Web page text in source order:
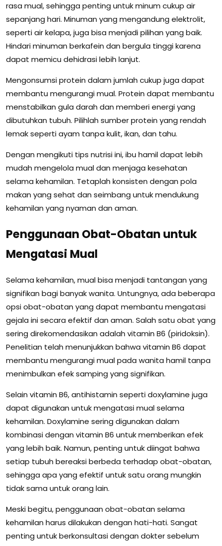
rasa mual, sehingga penting untuk minum cukup air
sepanjang hari. Minuman yang mengandung elektrolit,
seperti air kelapa, juga bisa menjadi pilihan yang baik.
Hindari minuman berkafein dan bergula tinggi karena
dapat memicu dehidrasi lebih lanjut.
Mengonsumsi protein dalam jumlah cukup juga dapat
membantu mengurangi mual. Protein dapat membantu
menstabilkan gula darah dan memberi energi yang
dibutuhkan tubuh. Pilihlah sumber protein yang rendah
lemak seperti ayam tanpa kulit, ikan, dan tahu.
Dengan mengikuti tips nutrisi ini, ibu hamil dapat lebih
mudah mengelola mual dan menjaga kesehatan
selama kehamilan. Tetaplah konsisten dengan pola
makan yang sehat dan seimbang untuk mendukung
kehamilan yang nyaman dan aman.
Penggunaan Obat-Obatan untuk
Mengatasi Mual
Selama kehamilan, mual bisa menjadi tantangan yang
signifikan bagi banyak wanita. Untungnya, ada beberapa
opsi obat-obatan yang dapat membantu mengatasi
gejala ini secara efektif dan aman. Salah satu obat yang
sering direkomendasikan adalah vitamin B6 (piridoksin).
Penelitian telah menunjukkan bahwa vitamin B6 dapat
membantu mengurangi mual pada wanita hamil tanpa
menimbulkan efek samping yang signifikan.
Selain vitamin B6, antihistamin seperti doxylamine juga
dapat digunakan untuk mengatasi mual selama
kehamilan. Doxylamine sering digunakan dalam
kombinasi dengan vitamin B6 untuk memberikan efek
yang lebih baik. Namun, penting untuk diingat bahwa
setiap tubuh bereaksi berbeda terhadap obat-obatan,
sehingga apa yang efektif untuk satu orang mungkin
tidak sama untuk orang lain.
Meski begitu, penggunaan obat-obatan selama
kehamilan harus dilakukan dengan hati-hati. Sangat
penting untuk berkonsultasi dengan dokter sebelum